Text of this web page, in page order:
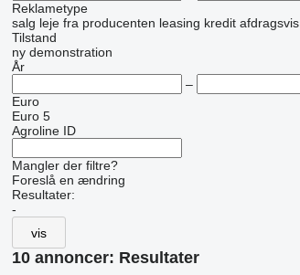
Reklametype
salg leje fra producenten leasing kredit afdragsvis
Tilstand
ny demonstration
År
–
Euro
Euro 5
Agroline ID
Mangler der filtre?
Foreslå en ændring
Resultater:
-
vis
10 annoncer: Resultater